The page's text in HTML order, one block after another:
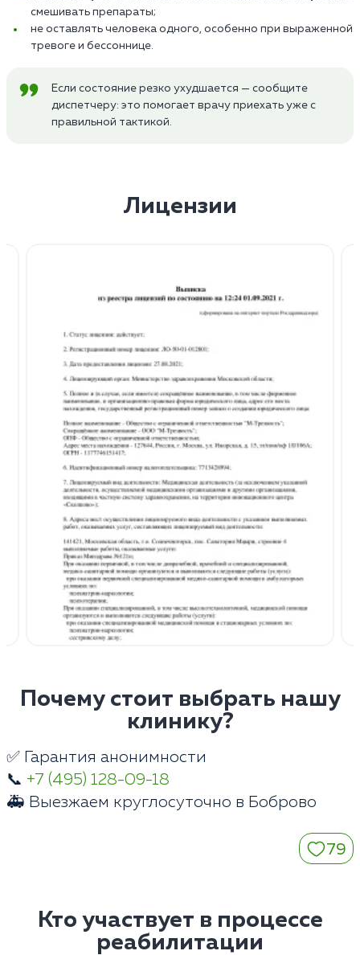
смешивать препараты;
не оставлять человека одного, особенно при выраженной
тревоге и бессоннице.
Если состояние резко ухудшается — сообщите
диспетчеру: это помогает врачу приехать уже с
правильной тактикой.
Лицензии
Почему стоит выбрать нашу
клинику?
✅ Гарантия анонимности
📞 +7 (495) 128-09-18
🚑 Выезжаем круглосуточно в Боброво
79
Кто участвует в процессе
реабилитации